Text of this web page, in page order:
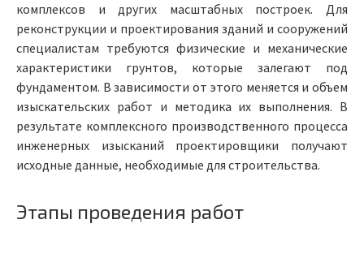
комплексов и других масштабных построек. Для
реконструкции и проектирования зданий и сооружений
специалистам требуются физические и механические
характеристики грунтов, которые залегают под
фундаментом. В зависимости от этого меняется и объем
изыскательских работ и методика их выполнения. В
результате комплексного производственного процесса
инженерных изысканий проектировщики получают
исходные данные, необходимые для строительства.
Этапы проведения работ